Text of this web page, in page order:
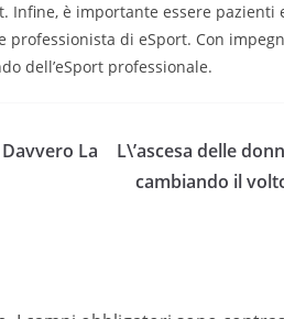
Infine, è importante essere
di eSport. Con
dell’eSport professionale.
La
L\’ascesa delle
cambiando il